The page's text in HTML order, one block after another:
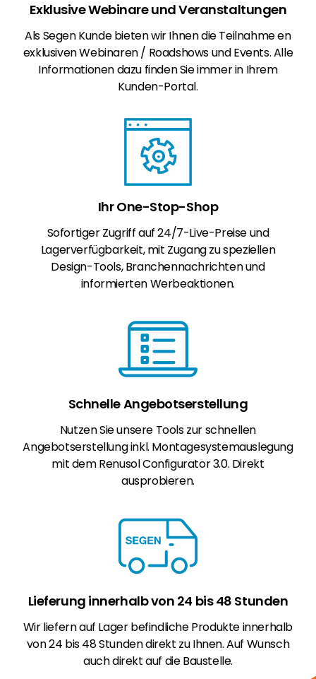
Exklusive Webinare und Veranstaltungen
Als Segen Kunde bieten wir Ihnen die Teilnahme en
exklusiven Webinaren / Roadshows und Events. Alle
Informationen dazu finden Sie immer in Ihrem
Kunden-Portal.
Ihr One-Stop-Shop
Sofortiger Zugriff auf 24/7-Live-Preise und
Lagerverfügbarkeit, mit Zugang zu speziellen
Design-Tools, Branchennachrichten und
informierten Werbeaktionen.
Schnelle Angebotserstellung
Nutzen Sie unsere Tools zur schnellen
Angebotserstellung inkl. Montagesystemauslegung
mit dem Renusol Configurator 3.0. Direkt
ausprobieren.
Lieferung innerhalb von 24 bis 48 Stunden
Wir liefern auf Lager befindliche Produkte innerhalb
von 24 bis 48 Stunden direkt zu Ihnen. Auf Wunsch
auch direkt auf die Baustelle.